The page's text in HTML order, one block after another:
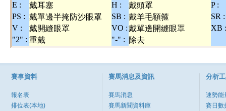
E :
戴耳塞 H : 戴頭罩
P :
PS : 戴單邊半掩防沙眼罩 SB : 戴羊毛額箍
SR :
V :
戴開縫眼罩 VO :戴單邊開縫眼罩
XB :
"2" : 重戴 "-" : 除去
賽事資料
報名表
排位表(本地)
賽馬消息及資訊
賽馬消息
賽馬新聞資料庫
分析
速勢能
賽日數